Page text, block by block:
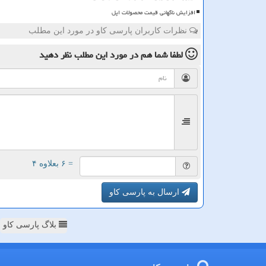
افزایش ناگهانی قیمت محصولات اپل
نظرات کاربران پارسی کاو در مورد این مطلب
لطفا شما همدر مورد این مطلبنظر دهید
= ۶ بعلاوه ۴
ارسال به پارسی کاو
بلاگ پارسی کاو